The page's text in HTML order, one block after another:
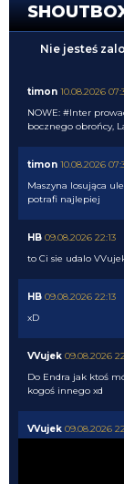
Nie jesteś
timon 10.08.2026
NOWE: #Inter
bocznego obrońcy,
timon 10.08.2026
Maszyna losująca
potrafi najlepiej
HB 09.08.2026 22:13
to Ci sie udalo
HB 09.08.2026 22:13
xD
VVujek 09.08.2026
Do Endra jak ktoś
kogoś innego xd
VVujek 09.08.2026